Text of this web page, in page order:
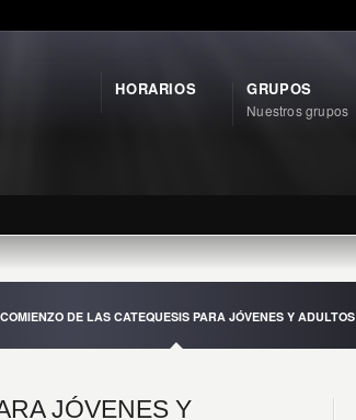
HORARIOS GRUPOS
Nuestros grupos
COMIENZO DE LAS CATEQUESIS PARA JÓVENES Y ADULTOS
JÓVENES Y